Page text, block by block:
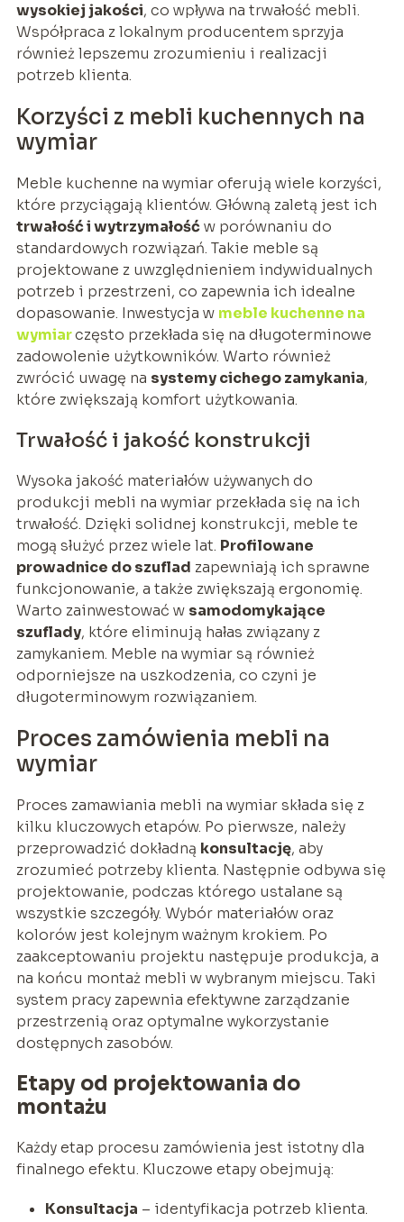
wysokiej jakości, co wpływa na trwałość mebli.
Współpraca z lokalnym producentem sprzyja
również lepszemu zrozumieniu i realizacji
potrzeb klienta.
Korzyści z mebli kuchennych na
wymiar
Meble kuchenne na wymiar oferują wiele korzyści,
które przyciągają klientów. Główną zaletą jest ich
trwałość i wytrzymałośćw porównaniu do
standardowych rozwiązań. Takie meble są
projektowane z uwzględnieniem indywidualnych
potrzeb i przestrzeni, co zapewnia ich idealne
dopasowanie. Inwestycja w meble kuchenne na
wymiarczęsto przekłada się na długoterminowe
zadowolenie użytkowników. Warto również
zwrócić uwagę na systemy cichego zamykania,
które zwiększają komfort użytkowania.
Trwałość i jakość konstrukcji
Wysoka jakość materiałów używanych do
produkcji mebli na wymiar przekłada się na ich
trwałość. Dzięki solidnej konstrukcji, meble te
mogą służyć przez wiele lat. Profilowane
prowadnice do szuflad zapewniają ich sprawne
funkcjonowanie, a także zwiększają ergonomię.
Warto zainwestować w samodomykające
szuflady, które eliminują hałas związany z
zamykaniem. Meble na wymiar są również
odporniejsze na uszkodzenia, co czyni je
długoterminowym rozwiązaniem.
Proces zamówienia mebli na
wymiar
Proces zamawiania mebli na wymiar składa się z
kilku kluczowych etapów. Po pierwsze, należy
przeprowadzić dokładną konsultację, aby
zrozumieć potrzeby klienta. Następnie odbywa się
projektowanie, podczas którego ustalane są
wszystkie szczegóły. Wybór materiałów oraz
kolorów jest kolejnym ważnym krokiem. Po
zaakceptowaniu projektu następuje produkcja, a
na końcu montaż mebli w wybranym miejscu. Taki
system pracy zapewnia efektywne zarządzanie
przestrzenią oraz optymalne wykorzystanie
dostępnych zasobów.
Etapy od projektowania do
montażu
Każdy etap procesu zamówienia jest istotny dla
finalnego efektu. Kluczowe etapy obejmują:
Konsultacja – identyfikacja potrzeb klienta.